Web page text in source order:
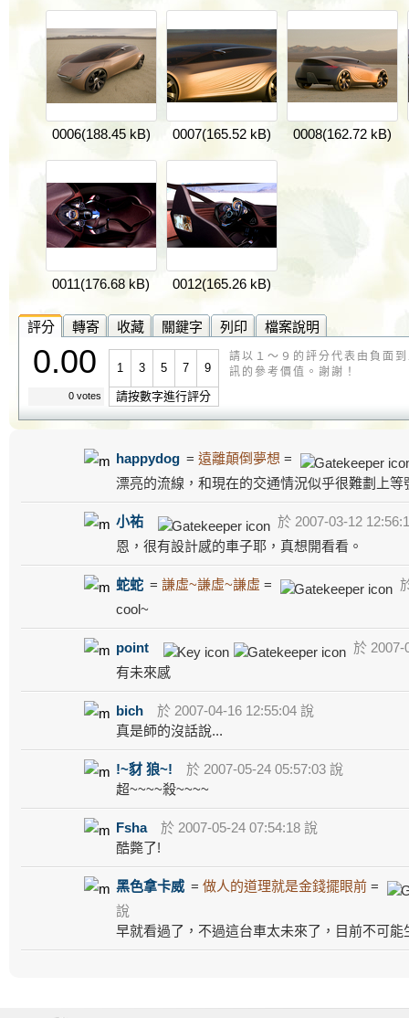
0006(188.45 kB) 0007(165.52 kB) 0008(162.72 kB)
0011(176.68 kB) 0012(165.26 kB)
評分 轉寄 收藏 關鍵字 列印 檔案說明
0.00
0 votes
1 3 5 7 9
請按數字進行評分
請以１～９的評分代表由負面
訊的參考價值。謝謝！
happydog =遠離顛倒夢想 =
漂亮的流線，和現在的交通情況似乎很難劃上等
小祐
於 2007-03-12
恩，很有設計感的車子耶，真想開看看。
蛇蛇 =謙虛~謙虛~謙虛 =
cool~
point
於 2007-
有未來感
bich
於 2007-04-16 12:55:04 說
真是師的沒話說...
!~豺 狼~!
於 2007-05-24 05:57:03 說
超~~~~殺~~~~
Fsha
於 2007-05-24 07:54:18 說
酷斃了!
黑色拿卡威 =做人的道理就是金錢擺眼前 =
說
早就看過了，不過這台車太未來了，目前不可能